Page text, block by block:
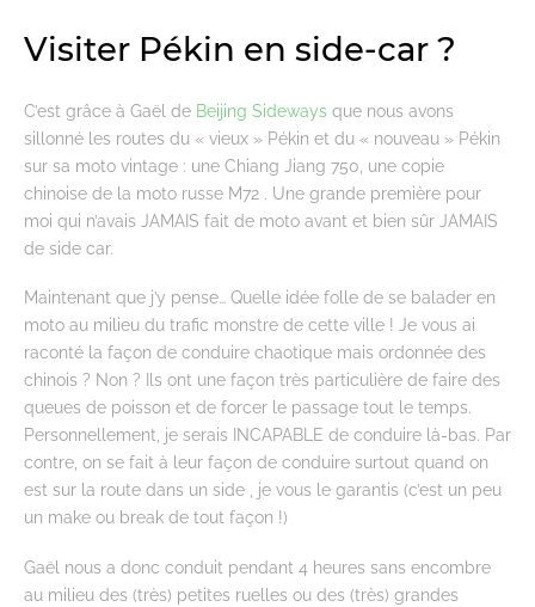
Visiter Pékin en side-car ?
C’est grâce à Gaël de Beijing Sideways que nous avons
sillonné les routes du « vieux » Pékin et du « nouveau » Pékin
sur sa moto vintage : une Chiang Jiang 750, une copie
chinoise de la moto russe M72 . Une grande première pour
moi qui n’avais JAMAIS fait de moto avant et bien sûr JAMAIS
de side car.
Maintenant que j’y pense… Quelle idée folle de se balader en
moto au milieu du trafic monstre de cette ville ! Je vous ai
raconté la façon de conduire chaotique mais ordonnée des
chinois ? Non ? Ils ont une façon très particulière de faire des
queues de poisson et de forcer le passage tout le temps.
Personnellement, je serais INCAPABLE de conduire là-bas. Par
contre, on se fait à leur façon de conduire surtout quand on
est sur la route dans un side , je vous le garantis (c’est un peu
un make ou break de tout façon !)
Gaël nous a donc conduit pendant 4 heures sans encombre
au milieu des (très) petites ruelles ou des (très) grandes